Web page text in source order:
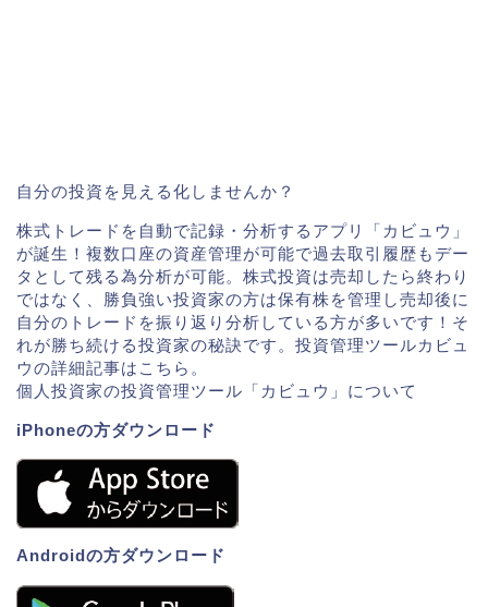
自分の投資を見える化しませんか？
株式トレードを自動で記録・分析するアプリ「カビュウ」
が誕生！複数口座の資産管理が可能で過去取引履歴もデー
タとして残る為分析が可能。株式投資は売却したら終わり
ではなく、勝負強い投資家の方は保有株を管理し売却後に
自分のトレードを振り返り分析している方が多いです！そ
れが勝ち続ける投資家の秘訣です。投資管理ツールカビュ
ウの詳細記事はこちら。
個人投資家の投資管理ツール「カビュウ」について
iPhoneの方ダウンロード
Androidの方ダウンロード